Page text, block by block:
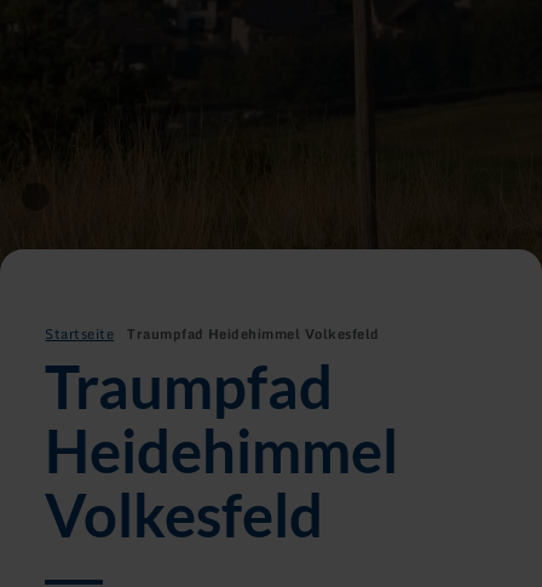
Startseite Traumpfad Heidehimmel Volkesfeld
Traumpfad
Heidehimmel
Volkesfeld